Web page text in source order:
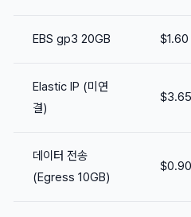
EBS gp3 20GB $1.60
Elastic IP (미연
결)
$3.65
데이터 전송
(Egress 10GB)
$0.90